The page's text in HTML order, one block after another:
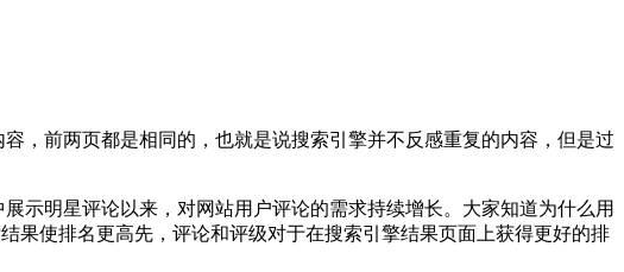
，前两页都是相同的，也就是说搜索引擎并不反感重复的内容，但是过
示明星评论以来，对网站用户评论的需求持续增长。大家知道为什么用
果使排名更高先，评论和评级对于在搜索引擎结果页面上获得更好的排